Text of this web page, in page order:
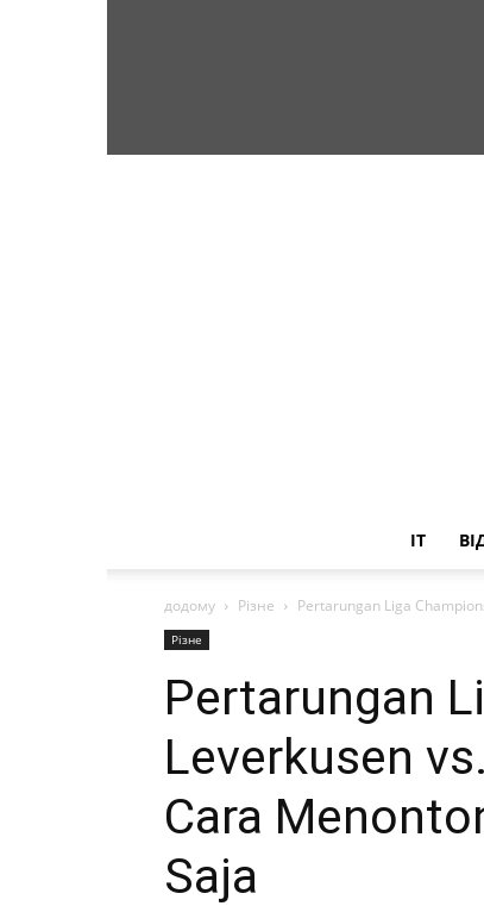
IT
додому Різне Pertarungan Liga
Різне
Pertarungan
Leverkusen
Cara
Saja